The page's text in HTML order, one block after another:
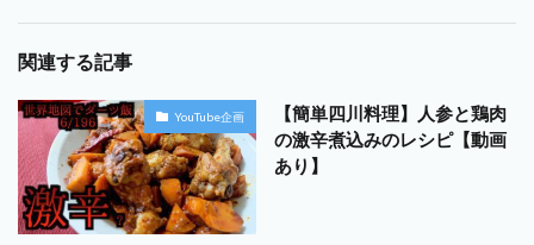
関連する記事
YouTube企画
【簡単四川料理】人参と鶏肉
の激辛煮込みのレシピ【動画
あり】